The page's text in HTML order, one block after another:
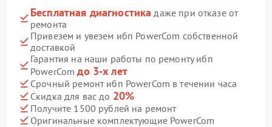
Бесплатная диагностика даже при отказе от
ремонта
Привезем и увезем ибп PowerCom собственной
доставкой
Гарантия на наши работы по ремонту ибп
PowerComдо 3-х лет
Срочный ремонт ибп PowerCom в течении часа
Скидка для вас до 20%
Получите 1500 рублей на ремонт
Оригинальные комплектующие PowerCom